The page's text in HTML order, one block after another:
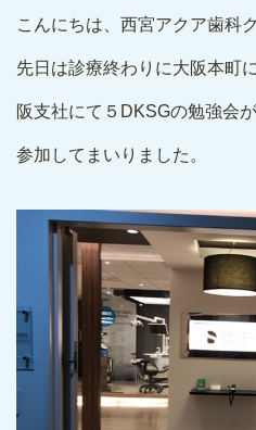
こんにちは、西宮アクア歯科
先日は診療終わりに大阪本町
阪支社にて５DKSGの勉強会が
参加してまいりました。